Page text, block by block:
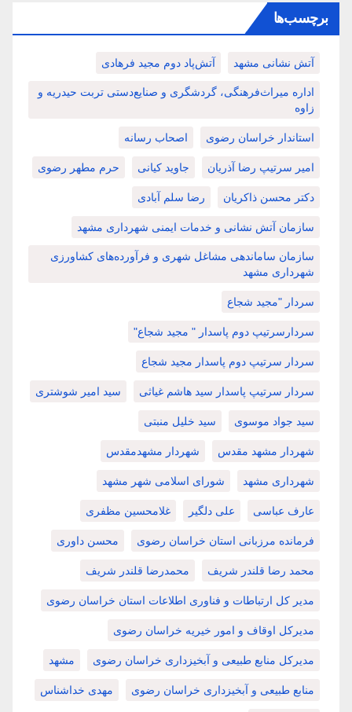
برچسب‌ها
آتش نشانی مشهد آتش‌پاد دوم مجید فرهادی
اداره میراث‌فرهنگی، گردشگری و صنایع‌دستی تربت حیدریه و
زاوه
استاندار خراسان رضوی اصحاب رسانه
امیر سرتیپ رضا آذریان جاوید کیانی حرم مطهر رضوی
دکتر محسن ذاکریان رضا سلم آبادی
سازمان آتش نشانی و خدمات ایمنی شهرداری مشهد
سازمان ساماندهی مشاغل شهری و فرآورده‌های کشاورزی
شهرداری مشهد
سردار "مجید شجاع
سردارسرتیپ دوم پاسدار " مجید شجاع"
سردار سرتیپ دوم پاسدار مجید شجاع
سردار سرتیپ پاسدار سید هاشم غیاثی سید امیر شوشتری
سید جواد موسوی سید خلیل منبتی
شهردار مشهد مقدس شهردار مشهدمقدس
شهرداری مشهد شورای اسلامی شهر مشهد
عارف عباسی علی دلگیر غلامحسین مظفری
فرمانده مرزبانی استان خراسان رضوی محسن داوری
محمد رضا قلندر شریف محمدرضا قلندر شریف
مدیر کل ارتباطات و فناوری اطلاعات استان خراسان رضوی
مدیرکل اوقاف و امور خیریه خراسان رضوی
مدیرکل منابع طبیعی و آبخیزداری خراسان رضوی مشهد
منابع طبیعی و آبخیزداری خراسان رضوی مهدی خداشناس